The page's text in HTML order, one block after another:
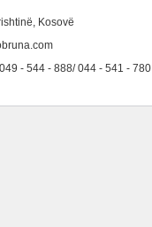
Kosovë
- 544 - 888/ 044 - 541 - 780